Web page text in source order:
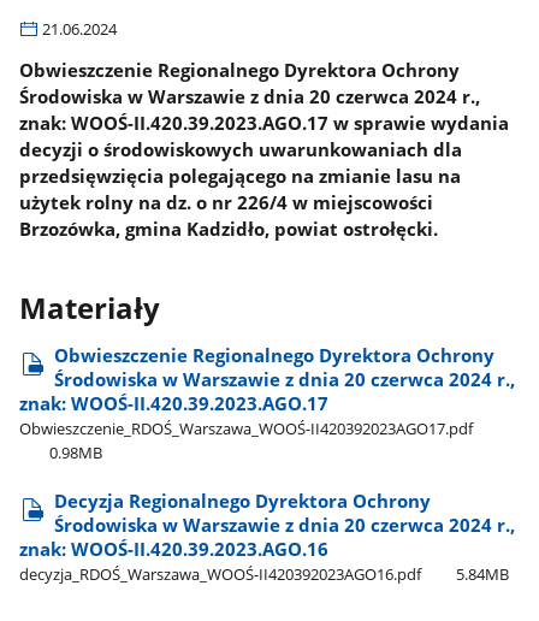
21.06.2024
Obwieszczenie Regionalnego Dyrektora Ochrony
Środowiska w Warszawie z dnia 20 czerwca 2024 r.,
znak: WOOŚ-II.420.39.2023.AGO.17 w sprawie wydania
decyzji o środowiskowych uwarunkowaniach dla
przedsięwzięcia polegającego na zmianie lasu na
użytek rolny na dz. o nr 226/4 w miejscowości
Brzozówka, gmina Kadzidło, powiat ostrołęcki.
Materiały
Obwieszczenie Regionalnego Dyrektora Ochrony
Środowiska w Warszawie z dnia 20 czerwca 2024 r.,
znak: WOOŚ-II.420.39.2023.AGO.17
Obwieszczenie​_RDOŚ​_Warszawa​_WOOŚ-II420392023AGO17.pdf
0.98MB
Decyzja Regionalnego Dyrektora Ochrony
Środowiska w Warszawie z dnia 20 czerwca 2024 r.,
znak: WOOŚ-II.420.39.2023.AGO.16
decyzja​_RDOŚ​_Warszawa​_WOOŚ-II420392023AGO16.pdf 5.84MB